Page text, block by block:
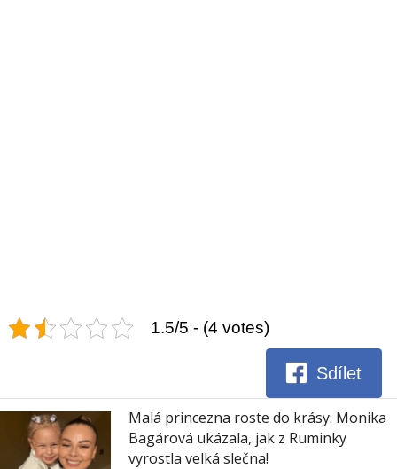
1.5/5 - (4 votes)
Sdílet
Malá princezna roste do krásy: Monika
Bagárová ukázala, jak z Ruminky
vyrostla velká slečna!